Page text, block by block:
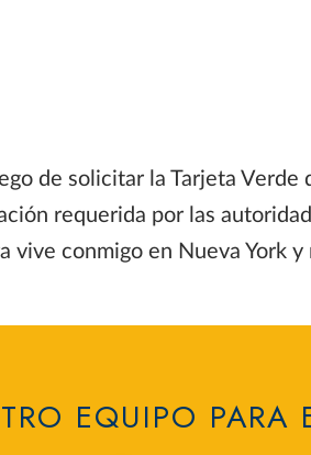
de solicitar la Tarjeta
requerida por las
conmigo en Nueva York y
EQUIPO